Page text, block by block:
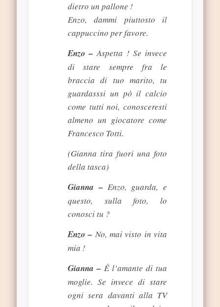
dietro un pallone !
Enzo, dammi piuttosto il
cappuccino per favore.
Enzo – Aspetta ! Se invece
di stare sempre fra le
braccia di tuo marito, tu
guardasssi un pò il calcio
come tutti noi, conosceresti
almeno un giocatore come
Francesco Totti.
(Gianna tira fuori una foto
della tasca)
Gianna – Enzo, guarda, e
questo, sulla foto, lo
conosci tu ?
Enzo – No, mai visto in vita
mia !
Gianna – È l’amante di tua
moglie. Se invece di stare
ogni sera davanti alla TV